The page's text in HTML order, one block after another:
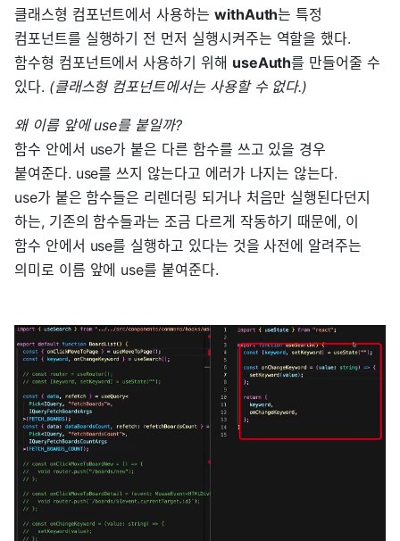
클래스형 컴포넌트에서 사용하는 withAuth는 특정
컴포넌트를 실행하기 전 먼저 실행시켜주는 역할을 했다.
함수형 컴포넌트에서 사용하기 위해 useAuth를 만들어줄 수
있다. (클래스형 컴포넌트에서는 사용할 수 없다.)
왜 이름 앞에 use를 붙일까?
함수 안에서 use가 붙은 다른 함수를 쓰고 있을 경우
붙여준다. use를 쓰지 않는다고 에러가 나지는 않는다.
use가 붙은 함수들은 리렌더링 되거나 처음만 실행된다던지
하는, 기존의 함수들과는 조금 다르게 작동하기 때문에, 이
함수 안에서 use를 실행하고 있다는 것을 사전에 알려주는
의미로 이름 앞에 use를 붙여준다.